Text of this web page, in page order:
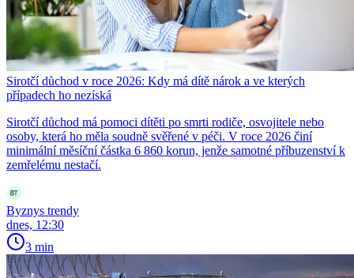
Sirotčí důchod v roce 2026: Kdy má dítě nárok a ve kterých
případech ho nezíská
Sirotčí důchod má pomoci dítěti po smrti rodiče, osvojitele nebo
osoby, která ho měla soudně svěřené v péči. V roce 2026 činí
minimální měsíční částka 6 860 korun, jenže samotné příbuzenství k
zemřelému nestačí.
Byznys trendy
dnes, 12:30
3 min